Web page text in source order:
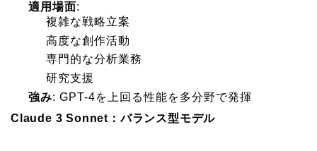
適用場面:
複雑な戦略立案
高度な創作活動
専門的な分析業務
研究支援
強み: GPT-4を上回る性能を多分野で発揮
Claude 3 Sonnet：バランス型モデル